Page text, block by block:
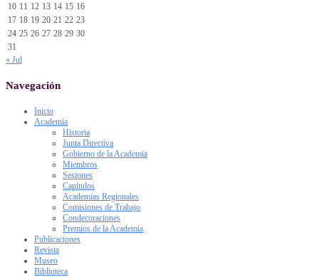
10 11 12 13 14 15 16
17 18 19 20 21 22 23
24 25 26 27 28 29 30
31
« Jul
Navegación
Inicio
Academia
Historia
Junta Directiva
Gobierno de la Academia
Miembros
Sesiones
Capítulos
Academias Regionales
Comisiones de Trabajo
Condecoraciones
Premios de la Academia
Publicaciones
Revista
Museo
Biblioteca